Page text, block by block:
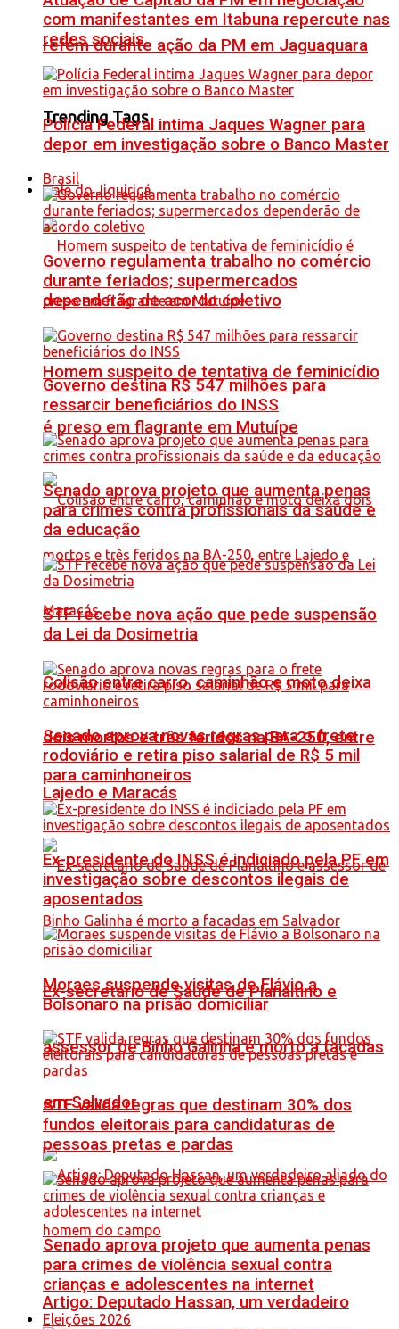
refém durante ação da PM em Jaguaquara
Trending Tags
Vale do Jiquiriçá
Homem suspeito de tentativa de feminicídio
é preso em flagrante em Mutuípe
Colisão entre carro, caminhão e moto deixa
dois mortos e três feridos na BA-250, entre
Lajedo e Maracás
Ex-secretário de Saúde de Planaltino e
assessor de Binho Galinha é morto a facadas
em Salvador
Artigo: Deputado Hassan, um verdadeiro
com manifestantes em Itabuna repercute nas
redes sociais
Polícia Federal intima Jaques Wagner para
depor em investigação sobre o Banco Master
Brasil
Governo regulamenta trabalho no comércio
durante feriados; supermercados
dependerão de acordo coletivo
Governo destina R$ 547 milhões para
ressarcir beneficiários do INSS
Senado aprova projeto que aumenta penas
para crimes contra profissionais da saúde e
da educação
STF recebe nova ação que pede suspensão
da Lei da Dosimetria
Senado aprova novas regras para o frete
rodoviário e retira piso salarial de R$ 5 mil
para caminhoneiros
Ex-presidente do INSS é indiciado pela PF em
investigação sobre descontos ilegais de
aposentados
Moraes suspende visitas de Flávio a
Bolsonaro na prisão domiciliar
STF valida regras que destinam 30% dos
fundos eleitorais para candidaturas de
pessoas pretas e pardas
Senado aprova projeto que aumenta penas
para crimes de violência sexual contra
crianças e adolescentes na internet
Eleições 2026